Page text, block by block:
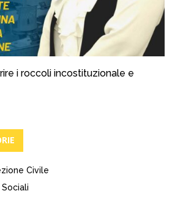
i roccoli incostituzionale e
Civile